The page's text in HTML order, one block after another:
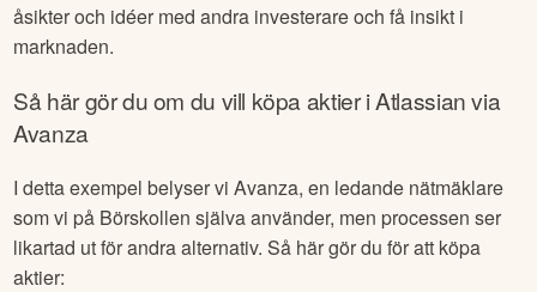
åsikter och idéer med andra investerare och få insikt i
marknaden.
Så här gör du om du vill köpa aktier iAtlassianvia
Avanza
I detta exempel belyser vi Avanza, en ledande nätmäklare
som vi på Börskollen själva använder, men processen ser
likartad ut för andra alternativ. Så här gör du för att köpa
aktier: